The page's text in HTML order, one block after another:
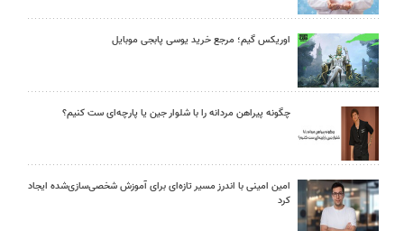
اوریکس گیم؛ مرجع خرید یوسی پابجی موبایل
چگونه پیراهن مردانه را با شلوار جین یا پارچه‌ای ست کنیم؟
امین امینی با اندرز مسیر تازه‌ای برای آموزش شخصی‌سازی‌شده ایجاد
کرد